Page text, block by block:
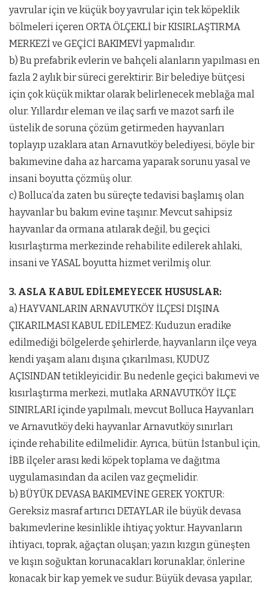
yavrular için ve küçük boy yavrular için tek köpeklik
bölmeleri içeren ORTA ÖLÇEKLİ bir KISIRLAŞTIRMA
MERKEZİ ve GEÇİCİ BAKIMEVİ yapmalıdır.
b) Bu prefabrik evlerin ve bahçeli alanların yapılması en
fazla 2 aylık bir süreci gerektirir. Bir belediye bütçesi
için çok küçük miktar olarak belirlenecek meblağa mal
olur. Yıllardır eleman ve ilaç sarfı ve mazot sarfı ile
üstelik de soruna çözüm getirmeden hayvanları
toplayıp uzaklara atan Arnavutköy belediyesi, böyle bir
bakımevine daha az harcama yaparak sorunu yasal ve
insani boyutta çözmüş olur.
c) Bolluca’da zaten bu süreçte tedavisi başlamış olan
hayvanlar bu bakım evine taşınır. Mevcut sahipsiz
hayvanlar da ormana atılarak değil, bu geçici
kısırlaştırma merkezinde rehabilite edilerek ahlaki,
insani ve YASAL boyutta hizmet verilmiş olur.
3. ASLA KABUL EDİLEMEYECEK HUSUSLAR:
a) HAYVANLARIN ARNAVUTKÖY İLÇESİ DIŞINA
ÇIKARILMASI KABUL EDİLEMEZ: Kuduzun eradike
edilmediği bölgelerde şehirlerde, hayvanların ilçe veya
kendi yaşam alanı dışına çıkarılması, KUDUZ
AÇISINDAN tetikleyicidir. Bu nedenle geçici bakımevi ve
kısırlaştırma merkezi, mutlaka ARNAVUTKÖY İLÇE
SINIRLARI içinde yapılmalı, mevcut Bolluca Hayvanları
ve Arnavutköy deki hayvanlar Arnavutköy sınırları
içinde rehabilite edilmelidir. Ayrıca, bütün İstanbul için,
İBB ilçeler arası kedi köpek toplama ve dağıtma
uygulamasından da acilen vaz geçmelidir.
b) BÜYÜK DEVASA BAKIMEVİNE GEREK YOKTUR:
Gereksiz masraf artırıcı DETAYLAR ile büyük devasa
bakımevlerine kesinlikle ihtiyaç yoktur. Hayvanların
ihtiyacı, toprak, ağaçtan oluşan; yazın kızgın güneşten
ve kışın soğuktan korunacakları korunaklar, önlerine
konacak bir kap yemek ve sudur. Büyük devasa yapılar,